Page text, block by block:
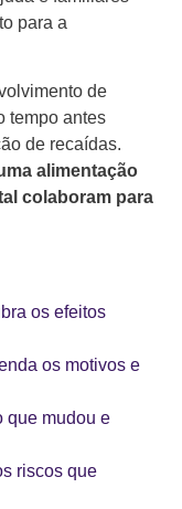
para a
de
tempo antes
de recaídas.
alimentação
colaboram para
os efeitos
os motivos e
que mudou e
riscos que